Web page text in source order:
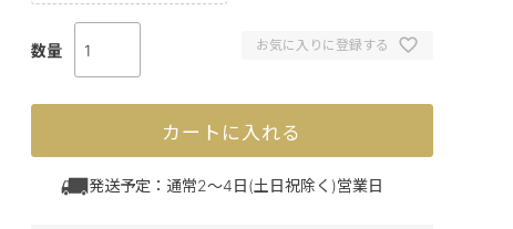
お気に入りに登録する
カートに入れる
発送予定：通常2～4日(土日祝除く)営業日